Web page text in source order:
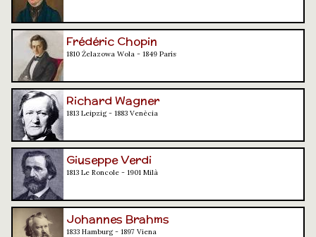
Frédéric Chopin
1810 Żelazowa Wola - 1849 París
Richard Wagner
1813 Leipzig - 1883 Venècia
Giuseppe Verdi
1813 Le Roncole - 1901 Milà
Johannes Brahms
1833 Hamburg - 1897 Viena